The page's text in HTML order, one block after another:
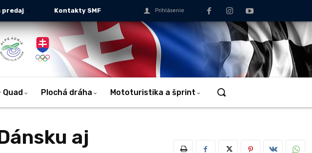
predaj Kontakty SMF Prihlásenie
Quad Plochá dráha Mototuristika a šprint
aj